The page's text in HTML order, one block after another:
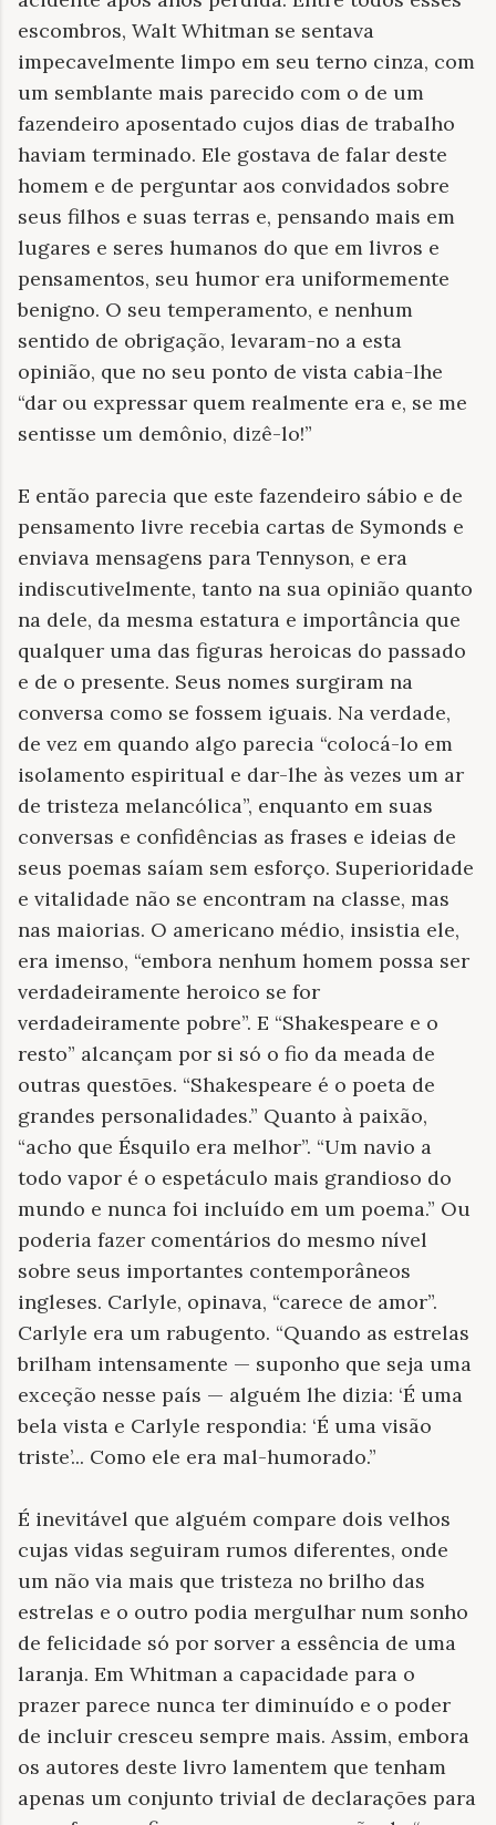
escombros, Walt Whitman se sentava
impecavelmente limpo em seu terno cinza, com
um semblante mais parecido com o de um
fazendeiro aposentado cujos dias de trabalho
haviam terminado. Ele gostava de falar deste
homem e de perguntar aos convidados sobre
seus filhos e suas terras e, pensando mais em
lugares e seres humanos do que em livros e
pensamentos, seu humor era uniformemente
benigno. O seu temperamento, e nenhum
sentido de obrigação, levaram-no a esta
opinião, que no seu ponto de vista cabia-lhe
“dar ou expressar quem realmente era e, se me
sentisse um demônio, dizê-lo!”
E então parecia que este fazendeiro sábio e de
pensamento livre recebia cartas de Symonds e
enviava mensagens para Tennyson, e era
indiscutivelmente, tanto na sua opinião quanto
na dele, da mesma estatura e importância que
qualquer uma das figuras heroicas do passado
e de o presente. Seus nomes surgiram na
conversa como se fossem iguais. Na verdade,
de vez em quando algo parecia “colocá-lo em
isolamento espiritual e dar-lhe às vezes um ar
de tristeza melancólica”, enquanto em suas
conversas e confidências as frases e ideias de
seus poemas saíam sem esforço. Superioridade
e vitalidade não se encontram na classe, mas
nas maiorias. O americano médio, insistia ele,
era imenso, “embora nenhum homem possa ser
verdadeiramente heroico se for
verdadeiramente pobre”. E “Shakespeare e o
resto” alcançam por si só o fio da meada de
outras questões. “Shakespeare é o poeta de
grandes personalidades.” Quanto à paixão,
“acho que Ésquilo era melhor”. “Um navio a
todo vapor é o espetáculo mais grandioso do
mundo e nunca foi incluído em um poema.” Ou
poderia fazer comentários do mesmo nível
sobre seus importantes contemporâneos
ingleses. Carlyle, opinava, “carece de amor”.
Carlyle era um rabugento. “Quando as estrelas
brilham intensamente — suponho que seja uma
exceção nesse país — alguém lhe dizia: ‘É uma
bela vista e Carlyle respondia: ‘É uma visão
triste’... Como ele era mal-humorado.”
É inevitável que alguém compare dois velhos
cujas vidas seguiram rumos diferentes, onde
um não via mais que tristeza no brilho das
estrelas e o outro podia mergulhar num sonho
de felicidade só por sorver a essência de uma
laranja. Em Whitman a capacidade para o
prazer parece nunca ter diminuído e o poder
de incluir cresceu sempre mais. Assim, embora
os autores deste livro lamentem que tenham
apenas um conjunto trivial de declarações para